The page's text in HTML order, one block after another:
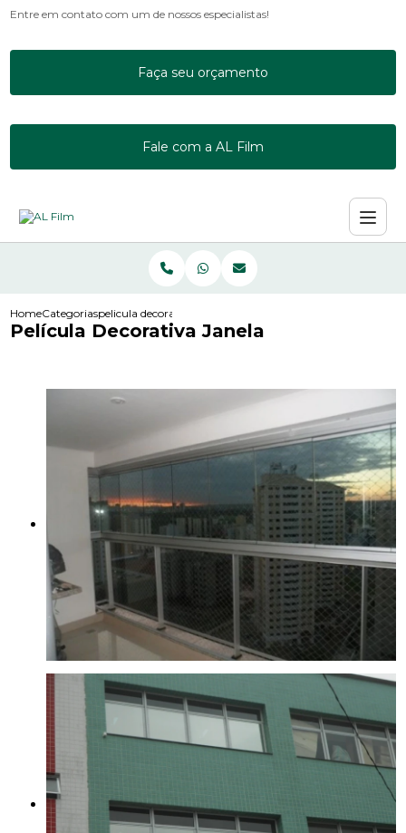
Entre em contato com um de nossos especialistas!
Faça seu orçamento
Fale com a AL Film
HomeCategoriaspelicula decorativa janela
Película Decorativa Janela